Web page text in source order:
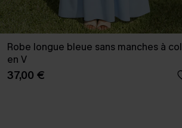
Robe longue bleue sans manches à col
en V
37,00 €